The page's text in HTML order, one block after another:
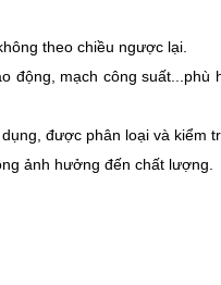
theo chiều ngược lại.
mạch công
được phân loại và kiểm
ảnh hưởng đến chất lượng.